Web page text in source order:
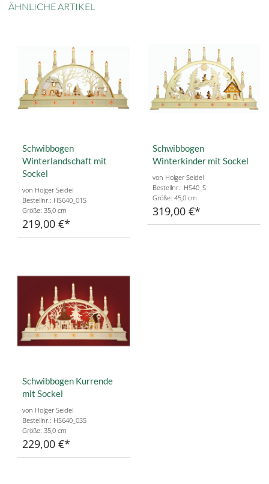
ÄHNLICHE ARTIKEL
Schwibbogen
Winterlandschaft mit
Sockel
von Holger Seidel
Bestellnr.: HS640_01S
Größe: 35,0 cm
219,00 €
Schwibbogen
Winterkinder mit Sockel
von Holger Seidel
Bestellnr.: HS40_S
Größe: 45,0 cm
319,00 €
Schwibbogen Kurrende
mit Sockel
von Holger Seidel
Bestellnr.: HS640_03S
Größe: 35,0 cm
229,00 €